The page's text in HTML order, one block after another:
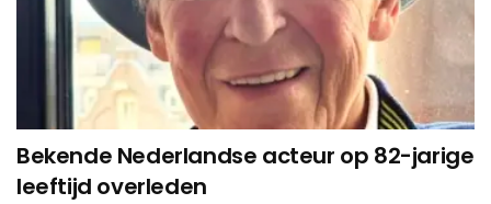
Bekende Nederlandse acteur op 82-jarige
leeftijd overleden